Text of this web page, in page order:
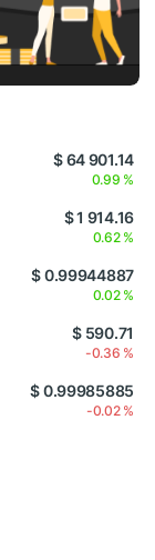
$ 64 901.14
0.99 %
$ 1 914.16
0.62 %
$ 0.99944887
0.02 %
$ 590.71
-0.36 %
$ 0.99985885
-0.02 %